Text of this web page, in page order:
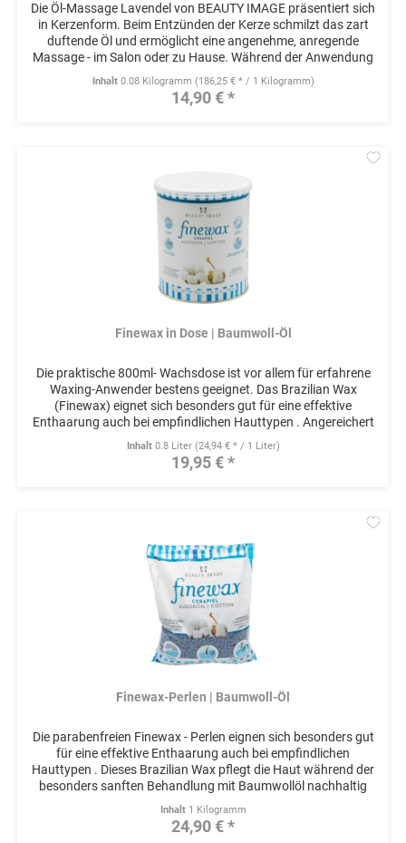
Die Öl-Massage Lavendel von BEAUTY IMAGE präsentiert sich
in Kerzenform. Beim Entzünden der Kerze schmilzt das zart
duftende Öl und ermöglicht eine angenehme, anregende
Massage - im Salon oder zu Hause. Während der Anwendung
entfalten...
Inhalt 0.08 Kilogramm (186,25 € * / 1 Kilogramm)
14,90 € *
Finewax in Dose | Baumwoll-Öl
Die praktische 800ml- Wachsdose ist vor allem für erfahrene
Waxing-Anwender bestens geeignet. Das Brazilian Wax
(Finewax) eignet sich besonders gut für eine effektive
Enthaarung auch bei empfindlichen Hauttypen . Angereichert
mit...
Inhalt 0.8 Liter (24,94 € * / 1 Liter)
19,95 € *
Finewax-Perlen | Baumwoll-Öl
Die parabenfreien Finewax - Perlen eignen sich besonders gut
für eine effektive Enthaarung auch bei empfindlichen
Hauttypen . Dieses Brazilian Wax pflegt die Haut während der
besonders sanften Behandlung mit Baumwollöl nachhaltig
und...
Inhalt 1 Kilogramm
24,90 € *